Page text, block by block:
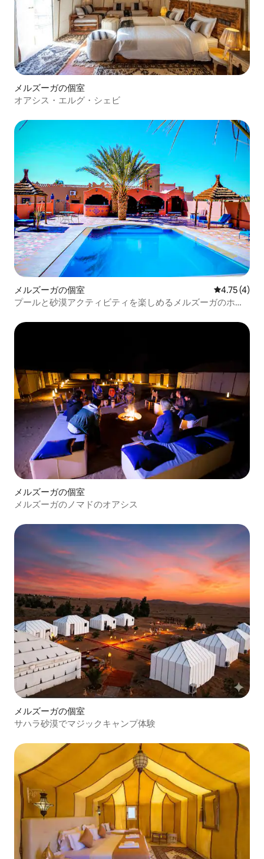
メルズーガの個室
オアシス・エルグ・シェビ
メルズーガの個室 レビュー4
4.75 (4)
プールと砂漠アクティビティを楽しめるメルズーガのホテ
メルズーガの個室
メルズーガのノマドのオアシス
メルズーガの個室
サハラ砂漠でマジックキャンプ体験